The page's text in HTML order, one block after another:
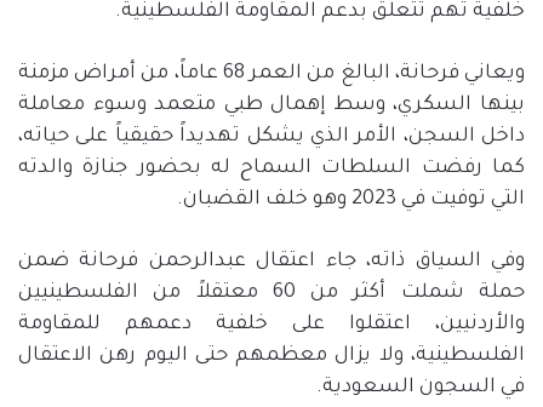
خلفية تهم تتعلق بدعم المقاومة الفلسطينية.
ويعاني فرحانة، البالغ من العمر68
عاماً، من أمراض مزمنة
بينها السكري، وسط إهمال طبي متعمد وسوء معاملة
داخل السجن، الأمر الذي يشكل تهديداً حقيقياً على حياته،
كما رفضت السلطات السماح له بحضور جنازة والدته
التي توفيت في
وهو خلف القضبان.
وفي السياق ذاته، جاء اعتقال عبدالرحمن فرحانة ضمن
حملة شملت أكثر من60
معتقلاً من الفلسطينيين
والأردنيين، اعتقلوا على خلفية دعمهم للمقاومة
الفلسطينية، ولا يزال معظمهم حتى اليوم رهن الاعتقال
في السجون السعودية.